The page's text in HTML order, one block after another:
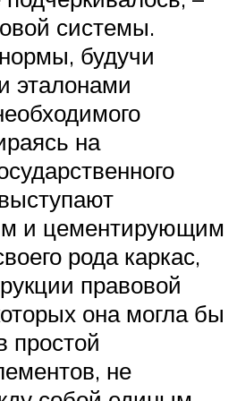
системы.
будучи
эталонами
на
и цементирующим
рода каркас,
правовой
она могла бы
простой
не